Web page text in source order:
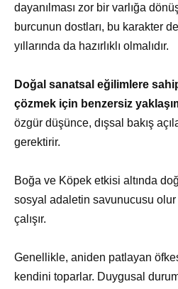
dayanılması zor bir varlığa
burcunun dostları, bu karakter
yıllarında da hazırlıklı olmalıdır.
Doğal sanatsal eğilimlere
çözmek için benzersiz
özgür düşünce, dışsal bakış
gerektirir.
Boğa ve Köpek etkisi altında
sosyal adaletin savunucusu olur
çalışır.
Genellikle, aniden patlayan
kendini toparlar. Duygusal